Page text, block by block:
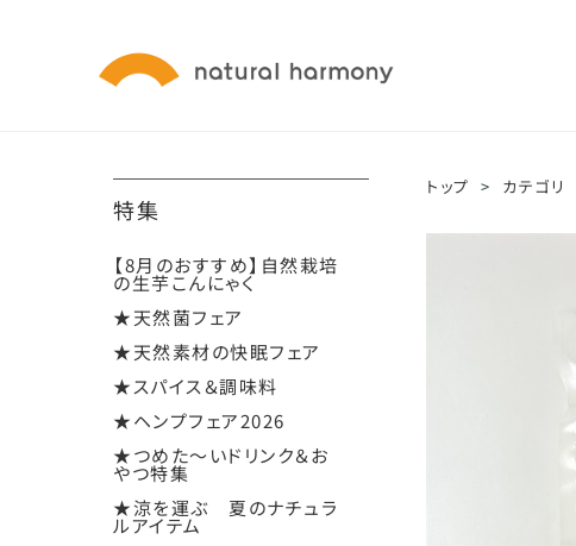
特集
【8月のおすすめ】自然栽培
の生芋こんにゃく
★天然菌フェア
★天然素材の快眠フェア
★スパイス＆調味料
★ヘンプフェア2026
★つめた～いドリンク＆お
やつ特集
★涼を運ぶ 夏のナチュラ
ルアイテム
トップ > カテゴリ